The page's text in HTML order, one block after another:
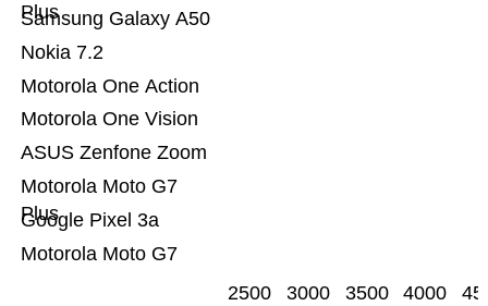
Motorola Moto G7
Google Pixel 3a
Motorola Moto G7
Plus
ASUS Zenfone Zoom
Motorola One Vision
Motorola One Action
Nokia 7.2
Samsung Galaxy A50
Plus
2500 3000 3500 4000